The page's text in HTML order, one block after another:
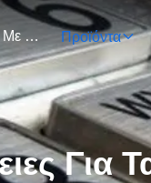
Σχετικά Με Εμάς Προϊόντα
Για